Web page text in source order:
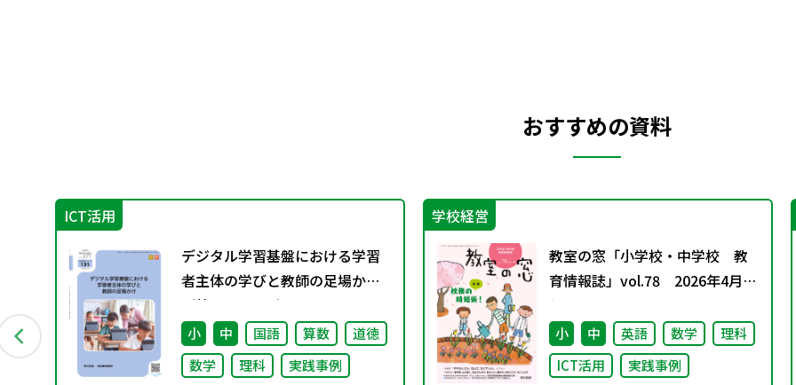
おすすめの資料
ICT活用
デジタル学習基盤における学習
者主体の学びと教師の足場かけ
（特別課題131）
小 中 国語 算数
道徳
数学
理科 実践事例
学校経営
教室の窓「小学校・中学校 教
育情報誌」vol.78 2026年4月発
行
小 中 英語 数学
理科
ICT活用
実践事例